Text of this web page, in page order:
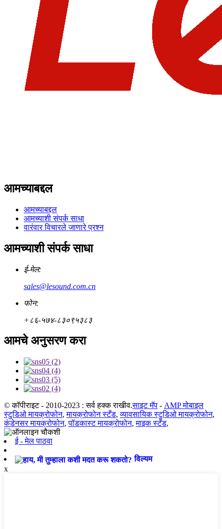
आमच्याबद्दल
आमच्याबद्दल
आमच्याशी संपर्क साधा
वारंवार विचारले जाणारे प्रश्न
आमच्याशी संपर्क साधा
ई-मेल:
sales@lesound.com.cn
फोन:
+८६-५७४-८३०९५३८३
आमचे अनुसरण करा
© कॉपीराइट - 2010-2023 : सर्व हक्क राखीव.साइट मॅप - AMP मोबाइल
स्टुडिओ मायक्रोफोन,मायक्रोफोन स्टँड,व्यावसायिक स्टुडिओ मायक्रोफोन,
कंडेनसर मायक्रोफोन,पॉडकास्ट मायक्रोफोन,माइक स्टँड,
ई - मेल पाठवा
विल्यम
x